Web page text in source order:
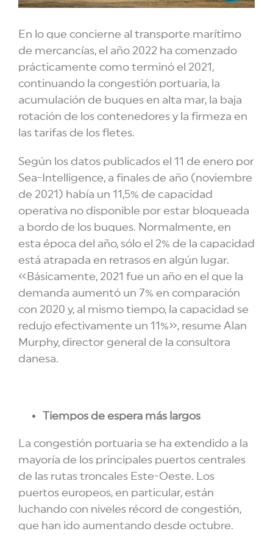
En lo que concierne al transporte marítimo
de mercancías, el año 2022 ha comenzado
prácticamente como terminó el 2021,
continuando la congestión portuaria, la
acumulación de buques en alta mar, la baja
rotación de los contenedores y la firmeza en
las tarifas de los fletes.
Según los datos publicados el 11 de enero por
Sea-Intelligence, a finales de año (noviembre
de 2021) había un 11,5% de capacidad
operativa no disponible por estar bloqueada
a bordo de los buques. Normalmente, en
esta época del año, sólo el 2% de la capacidad
está atrapada en retrasos en algún lugar.
«Básicamente, 2021 fue un año en el que la
demanda aumentó un 7% en comparación
con 2020 y, al mismo tiempo, la capacidad se
redujo efectivamente un 11%», resume Alan
Murphy, director general de la consultora
danesa.
Tiempos de espera más largos
La congestión portuaria se ha extendido a la
mayoría de los principales puertos centrales
de las rutas troncales Este-Oeste. Los
puertos europeos, en particular, están
luchando con niveles récord de congestión,
que han ido aumentando desde octubre.